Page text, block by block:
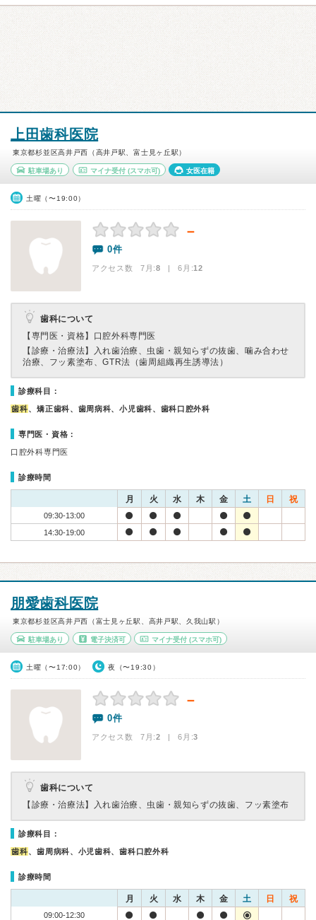
上田歯科医院
東京都杉並区高井戸西（高井戸駅、富士見ヶ丘駅）
駐車場あり マイナ受付(スマホ可) 女医在籍
土曜（〜19:00）
－
0件
アクセス数 7月:8 | 6月:12
歯科について
【専門医・資格】 口腔外科専門医
【診療・治療法】
入れ歯治療、虫歯・親知らずの抜歯、噛み合わせ
治療、フッ素塗布、GTR法（歯周組織再生誘導法）
診療科目：
歯科、矯正歯科、歯周病科、小児歯科、歯科口腔外科
専門医・資格：
口腔外科専門医
診療時間
月 火 水 木 金 土 日 祝
09:30-13:00
14:30-19:00
朋愛歯科医院
東京都杉並区高井戸西（富士見ヶ丘駅、高井戸駅、久我山駅）
駐車場あり 電子決済可 マイナ受付 (スマホ可)
土曜（〜17:00） 夜（〜19:30）
－
0件
アクセス数 7月:2 | 6月:3
歯科について
【診療・治療法】
入れ歯治療、虫歯・親知らずの抜歯、フッ素塗布
診療科目：
歯科、歯周病科、小児歯科、歯科口腔外科
診療時間
月 火 水 木 金 土 日 祝
09:00-12:30